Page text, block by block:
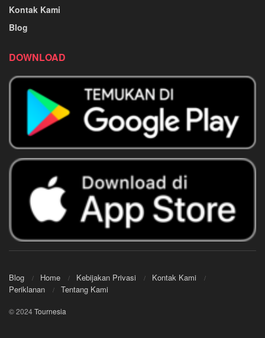
Kontak Kami
Blog
DOWNLOAD
Blog Home Kebijakan Privasi
Kontak Kami
Periklanan
Tentang Kami
© 2024Tournesia